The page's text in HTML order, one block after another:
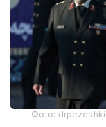
Фото: